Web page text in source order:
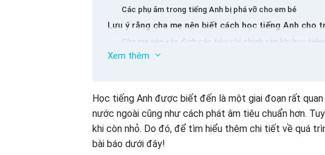
Các phụ âm trong tiếng Anh bị phá vỡ cho em bé
Lưu ý rằng cha mẹ nên biết cách học tiếng Anh cho
Cha mẹ nên xác định các tiêu chí chính xác khi học
Không buộc trẻ em học tiếng Anh và tránh khiến trẻ ghét
Hãy để em bé của bạn thực hành phát âm thông qua
Hát bài hát dành cho trẻ em tiếng Anh cho trẻ em để
Đọc truyện tranh yêu thích của bạn bằng tiếng Anh
Hãy để em bé thực hành giao tiếp tại nhà và phát âm tiêu
Xem thêm
Học tiếng Anh được biết đến là một giai đoạn rất
nước ngoài cũng như cách phát âm tiêu chuẩn hơn.
khi còn nhỏ. Do đó, để tìm hiểu thêm chi tiết về quá
bài báo dưới đây!